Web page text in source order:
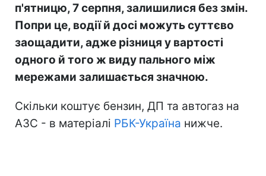
п'ятницю, 7 серпня, залишилися без змін.
Попри це, водії й досі можуть суттєво
заощадити, адже різниця у вартості
одного й того ж виду пального між
мережами залишається значною.
Скільки коштує бензин, ДП та автогаз на
АЗС - в матеріалі РБК-Україна нижче.